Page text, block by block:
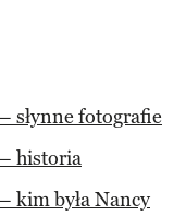
słynne fotografie
historia
kim była Nancy